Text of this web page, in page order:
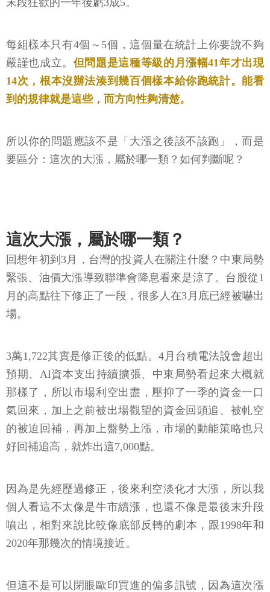
末段狂歡的一年後虧3成5。
每組樣本只有4個～5個，這個量在統計上你要說不夠
嚴謹也成立。 但問題是這種等級的月漲幅41年才出現
14次，根本沒辦法湊到幾百個樣本給你跑統計。能看
到的規律就是這些，而方向性夠清楚。
所以你的問題應該不是「大漲之後該不該跑」，而是
要區分：這次的大漲，屬於哪一類？如何判斷呢？
這次大漲，屬於哪一類？
回想年初到3月，台灣的投資人在關注什麼？中東局勢
緊張、油價大漲導致聯準會降息看來是涼了。台股從1
月的高點往下修正了一段，很多人在3月底已經被嚇出
場。
3萬1,722其實是修正後的低點。4月台積電法說會超出
預期、AI資本支出持續擴張、中東局勢看起來大概就
那樣了，所以市場利空出盡，壓抑了一季的資金一口
氣回來，加上之前被出場觀望的資金回頭追、被軋空
的被迫回補，再加上盤勢上漲，市場的動能策略也只
好回補追高，就炸出這7,000點。
因為是先經歷過修正，後來利空淡化才大漲，所以我
個人看這不太像是牛市續漲，也還不像是最後末升段
噴出，相對來說比較像底部反轉的劇本，跟1998年和
2020年那幾次的情境接近。
但這不是可以閉眼歐印買進的偏多訊號，因為這次漲